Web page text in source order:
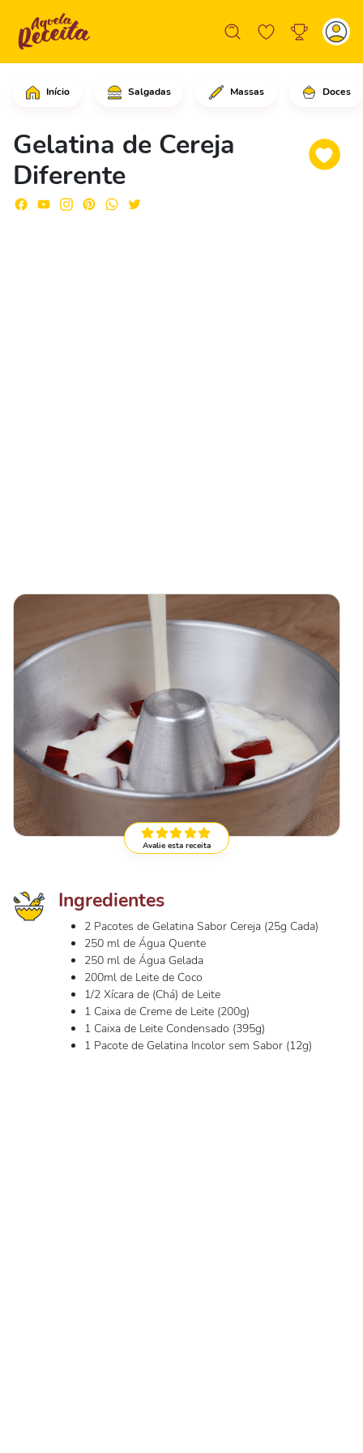
Início Salgadas Massas Doces
Gelatina de Cereja
Diferente
Em uma tigela, comece colocando
Avalie esta receita
Ingredientes
2 Pacotes de Gelatina Sabor Cereja (25g Cada)
250 ml de Água Quente
250 ml de Água Gelada
200ml de Leite de Coco
1/2 Xícara de (Chá) de Leite
1 Caixa de Creme de Leite (200g)
1 Caixa de Leite Condensado (395g)
1 Pacote de Gelatina Incolor sem Sabor (12g)